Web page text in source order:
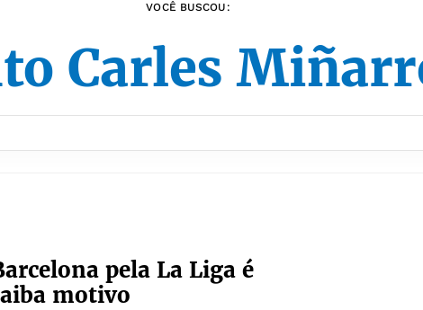
VOCÊ BUSCOU:
Carles
pela La Liga é
motivo